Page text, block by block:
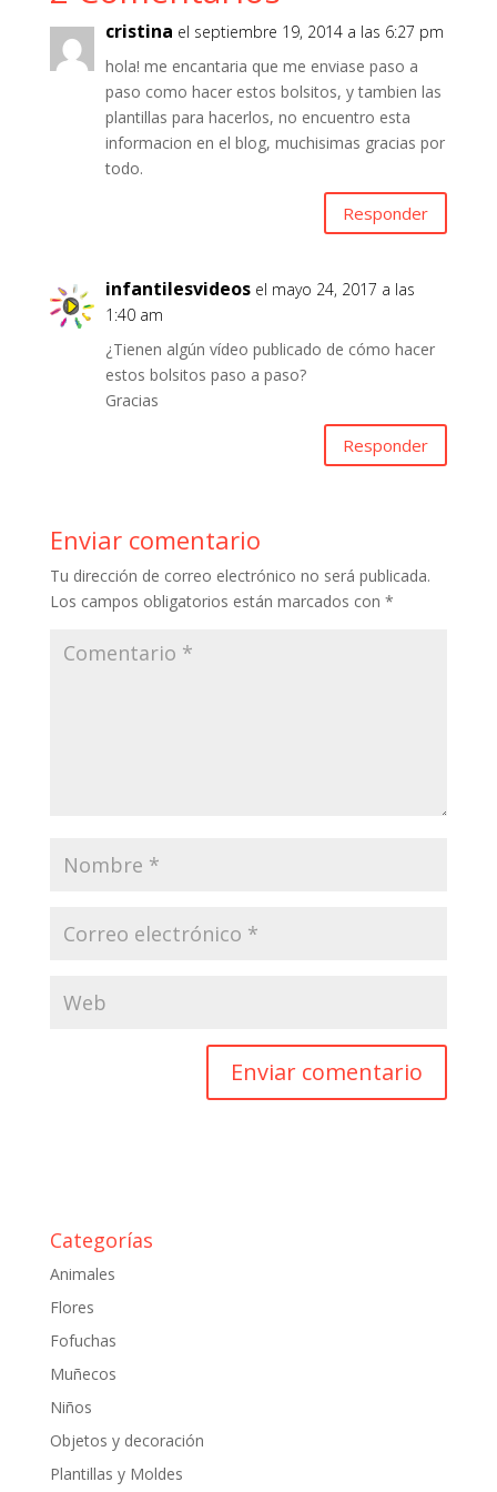
o
k
p
p
ti
r
cristina el septiembre 19, 2014 a las 6:27 pm
hola! me encantaria que me enviase paso a
paso como hacer estos bolsitos, y tambien las
plantillas para hacerlos, no encuentro esta
informacion en el blog, muchisimas gracias por
todo.
Responder
infantilesvideos el mayo 24, 2017 a las
1:40 am
¿Tienen algún vídeo publicado de cómo hacer
estos bolsitos paso a paso?
Gracias
Responder
Enviar comentario
Tu dirección de correo electrónico no será publicada.
Los campos obligatorios están marcados con *
Categorías
Animales
Flores
Fofuchas
Muñecos
Niños
Objetos y decoración
Plantillas y Moldes